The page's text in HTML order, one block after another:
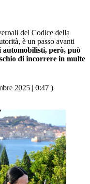
del Codice della
è un passo avanti
automobilisti, però, può
di incorrere in multe
2025 | 0:47 )